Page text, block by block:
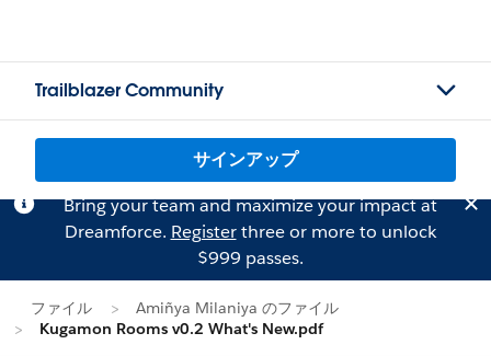
Trailblazer Community
サインアップ
Bring your team and maximize your impact at
Dreamforce. Registerthree or more to unlock
$999 passes.
ファイル
Amiñya Milaniya のファイル
Kugamon Rooms v0.2 What's New.pdf